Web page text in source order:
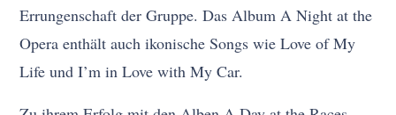
Errungenschaft der Gruppe. Das Album A Night at the
Opera enthält auch ikonische Songs wie Love of My
Life und I’m in Love with My Car.